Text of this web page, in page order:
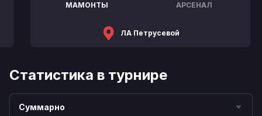
МАМОНТЫ АРСЕНАЛ
ЛА Петрусевой
Статистика в турнире
Суммарно